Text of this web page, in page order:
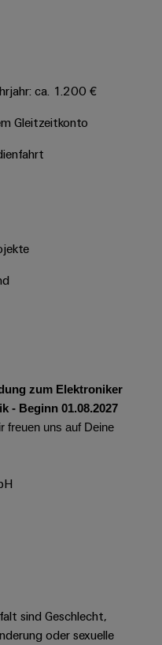
ca. 1.200 €
Gleitzeitkonto
zum Elektroniker
- Beginn 01.08.2027
freuen uns auf Deine
sind Geschlecht,
oder sexuelle